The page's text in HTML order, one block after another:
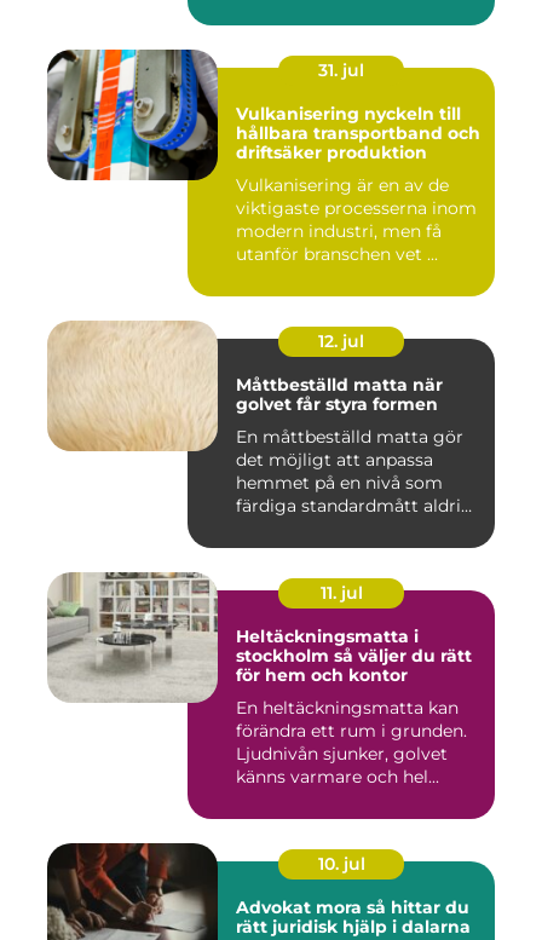
31. jul
Vulkanisering nyckeln till
hållbara transportband och
driftsäker produktion
Vulkanisering är en av de
viktigaste processerna inom
modern industri, men få
utanför branschen vet ...
12. jul
Måttbeställd matta när
golvet får styra formen
En måttbeställd matta gör
det möjligt att anpassa
hemmet på en nivå som
färdiga standardmått aldrig
11. jul
Heltäckningsmatta i
stockholm så väljer du rätt
för hem och kontor
En heltäckningsmatta kan
förändra ett rum i grunden.
Ljudnivån sjunker, golvet
känns varmare och hel...
10. jul
Advokat mora så hittar du
rätt juridisk hjälp i dalarna